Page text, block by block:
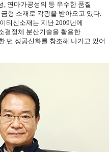
, 연마가공성의 등 우수한 품질
형 소재로 각광을 받아오고 있다.
티신소재는 지난 2009년에
결정체 분산기술을 활용한
번 성공신화를 창조해 나가고 있어